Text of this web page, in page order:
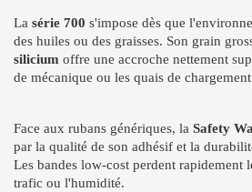
La série 700 s'impose dès que
des huiles ou des graisses. Son grain
silicium offre une accroche nettement
de mécanique ou les quais de
Face aux rubans génériques, la Safety
par la qualité de son adhésif et la
Les bandes low-cost perdent rapidement
trafic ou l'humidité.